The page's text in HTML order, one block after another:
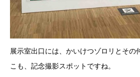
展示室出口には、かいけつゾロリとその
こも、記念撮影スポットですね。